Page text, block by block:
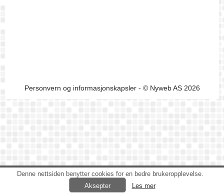
Personvern og informasjonskapsler- © Nyweb AS 2026
Denne nettsiden benytter cookies for en bedre brukeropplevelse.
Les mer